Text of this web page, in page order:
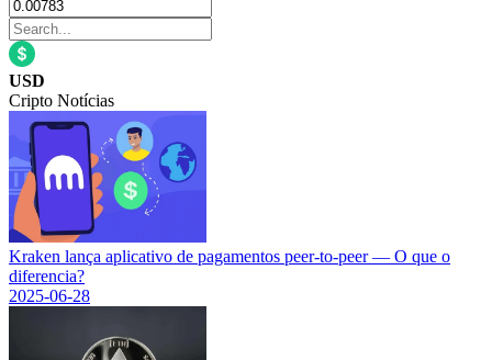
USD
Cripto Notícias
Kraken lança aplicativo de pagamentos peer-to-peer — O que o
diferencia?
2025-06-28